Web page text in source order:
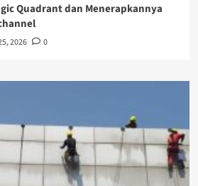
Quadrant dan Menerapkannya
2026 0